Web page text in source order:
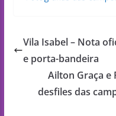
Vila Isabel – Nota
e porta-bandeira
Ailton Graça e
desfiles das